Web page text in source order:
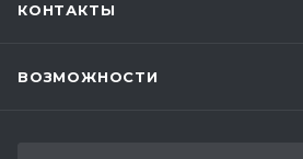
КОНТАКТЫ
ВОЗМОЖНОСТИ